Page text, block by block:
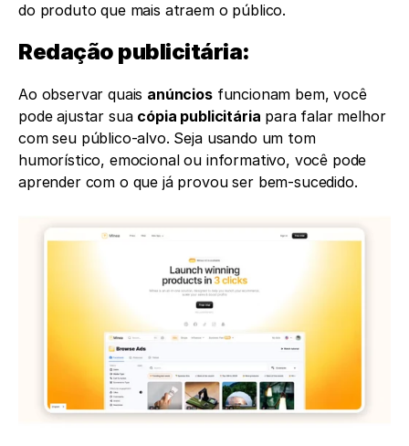
do produto que mais atraem o público.
Redação publicitária:
Ao observar quais anúncios funcionam bem, você
pode ajustar sua cópia publicitária para falar melhor
com seu público-alvo. Seja usando um tom
humorístico, emocional ou informativo, você pode
aprender com o que já provou ser bem-sucedido.